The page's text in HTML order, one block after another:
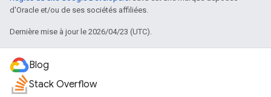
d'Oracle et/ou de ses sociétés affiliées.
Dernière mise à jour le 2026/04/23 (UTC).
Blog
Stack Overflow